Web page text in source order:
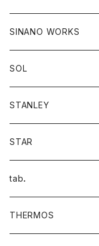
SINANO WORKS
SOL
STANLEY
STAR
tab．
THERMOS